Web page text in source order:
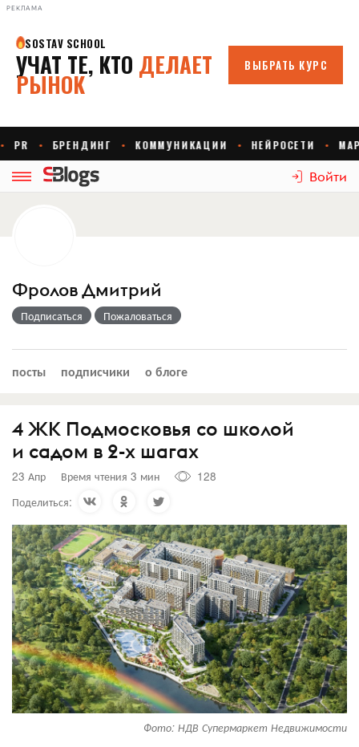
РЕКЛАМА
Войти
Фролов Дмитрий
Подписаться Пожаловаться
посты подписчики о блоге
4 ЖК Подмосковья со школой
и садом в 2-x шагах
23 Апр Время чтения 3 мин
128
Поделиться:
Фото: НДВ Супермаркет Недвижимости